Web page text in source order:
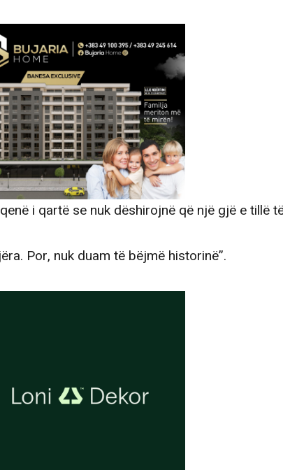
i qartë se nuk dëshirojnë që një gjë e tillë
Por, nuk duam të bëjmë historinë”.